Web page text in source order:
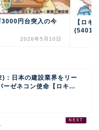
3000円台突入の今
2026年5月10日
【ロキ
(5401)
：日本の建設業界をリー
ーゼネコン使命【ロキ...